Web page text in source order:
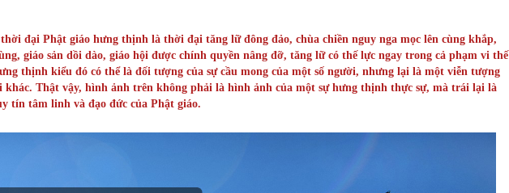
đại Phật giáo hưng thịnh là thời đại tăng lữ đông đảo, chùa chiền nguy nga mọc lên cùng khắp,
giáo sản dồi dào, giáo hội được chính quyền nâng đỡ, tăng lữ có thế lực ngay trong cả phạm vi thế
thịnh kiểu đó có thể là đối tượng của sự cầu mong của một số người, nhưng lại là một viễn tượng
Thật vậy, hình ảnh trên không phải là hình ảnh của một sự hưng thịnh thực sự, mà trái lại là
tín tâm linh và đạo đức của Phật giáo.